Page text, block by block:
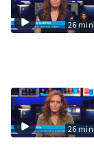
26 min
26 min